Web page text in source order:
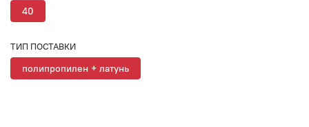
40
ТИП ПОСТАВКИ
полипропилен + латунь